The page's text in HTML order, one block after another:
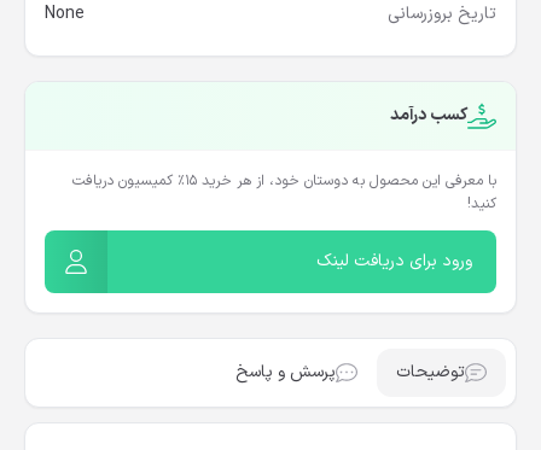
تاریخ بروزرسانی None
کسب درآمد
با معرفی این محصول به دوستان خود، از هر خرید ۱۵٪ کمیسیون دریافت
کنید!
ورود برای دریافت لینک
توضیحات پرسش و پاسخ